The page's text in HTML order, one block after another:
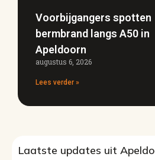
Voorbijgangers spotten
bermbrand langs A50 in
Apeldoorn
augustus 6, 2026
Lees verder »
Laatste updates uit